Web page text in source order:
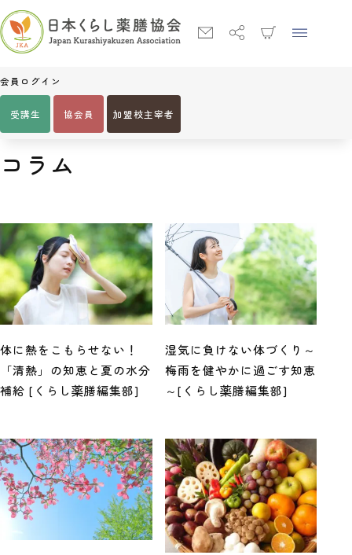
会員ログイン
受講生 協会員 加盟校主宰者
Home 美容・健康コラム コラム
コラム
体に熱をこもらせない！
「清熱」の知恵と夏の水分
補給 [くらし薬膳編集部]
湿気に負けない体づくり～
梅雨を健やかに過ごす知恵
～[くらし薬膳編集部]